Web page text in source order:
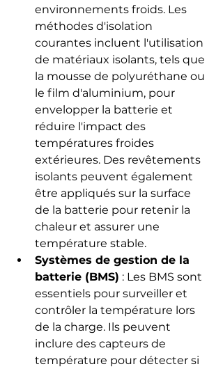
environnements froids. Les
méthodes d'isolation
courantes incluent l'utilisation
de matériaux isolants, tels que
la mousse de polyuréthane ou
le film d'aluminium, pour
envelopper la batterie et
réduire l'impact des
températures froides
extérieures. Des revêtements
isolants peuvent également
être appliqués sur la surface
de la batterie pour retenir la
chaleur et assurer une
température stable.
Systèmes de gestion de la
batterie (BMS) : Les BMS sont
essentiels pour surveiller et
contrôler la température lors
de la charge. Ils peuvent
inclure des capteurs de
température pour détecter si